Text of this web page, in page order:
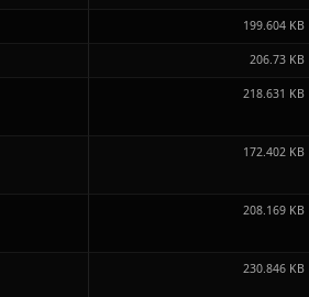
199.604 KB
206.73 KB
218.631 KB
172.402 KB
208.169 KB
230.846 KB